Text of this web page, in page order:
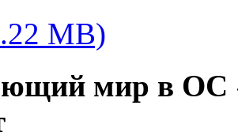
MB)
мир в ОС